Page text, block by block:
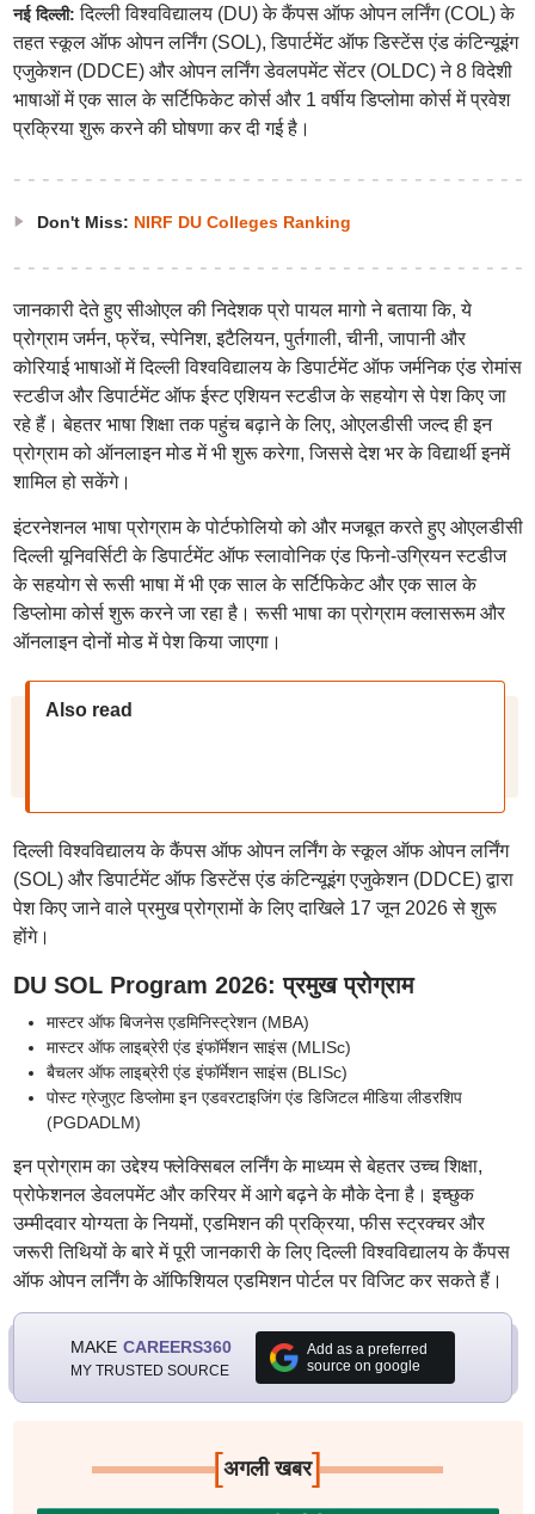
नई दिल्ली:दिल्ली विश्वविद्यालय (DU) के कैंपस ऑफ ओपन लर्निंग (COL) के
तहत स्कूल ऑफ ओपन लर्निंग (SOL), डिपार्टमेंट ऑफ डिस्टेंस एंड कंटिन्यूइंग
एजुकेशन (DDCE) और ओपन लर्निंग डेवलपमेंट सेंटर (OLDC) ने 8 विदेशी
भाषाओं में एक साल के सर्टिफिकेट कोर्स और 1 वर्षीय डिप्लोमा कोर्स में प्रवेश
प्रक्रिया शुरू करने की घोषणा कर दी गई है।
Don't Miss: NIRF DU Colleges Ranking
जानकारी देते हुए सीओएल की निदेशक प्रो पायल मागो ने बताया कि, ये
प्रोग्राम जर्मन, फ्रेंच, स्पेनिश, इटैलियन, पुर्तगाली, चीनी, जापानी और
कोरियाई भाषाओं में दिल्ली विश्वविद्यालय के डिपार्टमेंट ऑफ जर्मनिक एंड रोमांस
स्टडीज और डिपार्टमेंट ऑफ ईस्ट एशियन स्टडीज के सहयोग से पेश किए जा
रहे हैं। बेहतर भाषा शिक्षा तक पहुंच बढ़ाने के लिए, ओएलडीसी जल्द ही इन
प्रोग्राम को ऑनलाइन मोड में भी शुरू करेगा, जिससे देश भर के विद्यार्थी इनमें
शामिल हो सकेंगे।
इंटरनेशनल भाषा प्रोग्राम के पोर्टफोलियो को और मजबूत करते हुए ओएलडीसी
दिल्ली यूनिवर्सिटी के डिपार्टमेंट ऑफ स्लावोनिक एंड फिनो-उग्रियन स्टडीज
के सहयोग से रूसी भाषा में भी एक साल के सर्टिफिकेट और एक साल के
डिप्लोमा कोर्स शुरू करने जा रहा है। रूसी भाषा का प्रोग्राम क्लासरूम और
ऑनलाइन दोनों मोड में पेश किया जाएगा।
Also read
दिल्ली विश्वविद्यालय के कैंपस ऑफ ओपन लर्निंग के स्कूल ऑफ ओपन लर्निंग
(SOL) और डिपार्टमेंट ऑफ डिस्टेंस एंड कंटिन्यूइंग एजुकेशन (DDCE) द्वारा
पेश किए जाने वाले प्रमुख प्रोग्रामों के लिए दाखिले 17 जून 2026 से शुरू
होंगे।
DU SOL Program 2026: प्रमुख प्रोग्राम
मास्टर ऑफ बिजनेस एडमिनिस्ट्रेशन (MBA)
मास्टर ऑफ लाइब्रेरी एंड इंफॉर्मेशन साइंस (MLISc)
बैचलर ऑफ लाइब्रेरी एंड इंफॉर्मेशन साइंस (BLISc)
पोस्ट ग्रेजुएट डिप्लोमा इन एडवरटाइजिंग एंड डिजिटल मीडिया लीडरशिप
(PGDADLM)
इन प्रोग्राम का उद्देश्य फ्लेक्सिबल लर्निंग के माध्यम से बेहतर उच्च शिक्षा,
प्रोफेशनल डेवलपमेंट और करियर में आगे बढ़ने के मौके देना है। इच्छुक
उम्मीदवार योग्यता के नियमों, एडमिशन की प्रक्रिया, फीस स्ट्रक्चर और
जरूरी तिथियों के बारे में पूरी जानकारी के लिए दिल्ली विश्वविद्यालय के कैंपस
ऑफ ओपन लर्निंग के ऑफिशियल एडमिशन पोर्टल पर विजिट कर सकते हैं।
MAKE CAREERS360
MY TRUSTED SOURCE
Add as a preferred
source on google
[अगली खबर]